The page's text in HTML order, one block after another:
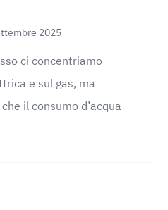
2025
ci concentriamo
e sul gas, ma
il consumo d’acqua